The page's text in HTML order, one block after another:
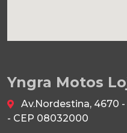
Yngra Motos
Av.Nordestina, 4670
- CEP 08032000